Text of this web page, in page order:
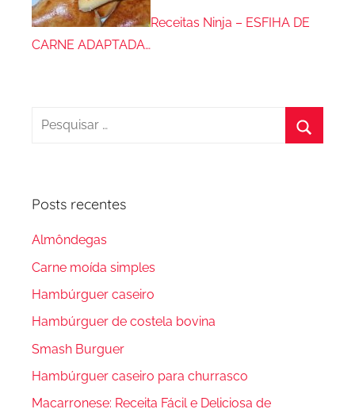
Receitas Ninja – ESFIHA DE
CARNE ADAPTADA…
Pesquisar
Posts recentes
Almôndegas
Carne moída simples
Hambúrguer caseiro
Hambúrguer de costela bovina
Smash Burguer
Hambúrguer caseiro para churrasco
Macarronese: Receita Fácil e Deliciosa de